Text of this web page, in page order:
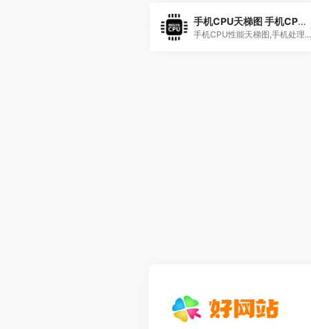
手机CPU天梯图 手机CPU性能排行榜
手机CPU性能天梯图,手机处理...